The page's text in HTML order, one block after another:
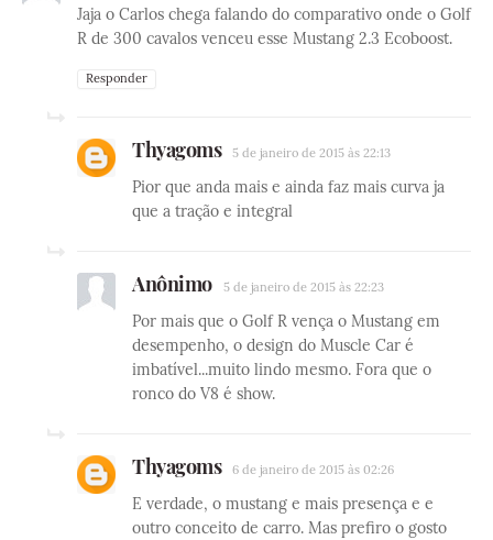
Jaja o Carlos chega falando do comparativo onde o Golf
R de 300 cavalos venceu esse Mustang 2.3 Ecoboost.
Responder
Thyagoms 5 de janeiro de 2015 às 22:13
Pior que anda mais e ainda faz mais curva ja
que a tração e integral
Anônimo 5 de janeiro de 2015 às 22:23
Por mais que o Golf R vença o Mustang em
desempenho, o design do Muscle Car é
imbatível...muito lindo mesmo. Fora que o
ronco do V8 é show.
Thyagoms 6 de janeiro de 2015 às 02:26
E verdade, o mustang e mais presença e e
outro conceito de carro. Mas prefiro o gosto